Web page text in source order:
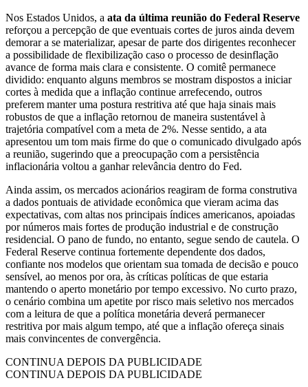
Nos Estados Unidos, a ata da última reunião do Federal Reserve
reforçou a percepção de que eventuais cortes de juros ainda devem
demorar a se materializar, apesar de parte dos dirigentes reconhecer
a possibilidade de flexibilização caso o processo de desinflação
avance de forma mais clara e consistente. O comitê permanece
dividido: enquanto alguns membros se mostram dispostos a iniciar
cortes à medida que a inflação continue arrefecendo, outros
preferem manter uma postura restritiva até que haja sinais mais
robustos de que a inflação retornou de maneira sustentável à
trajetória compatível com a meta de 2%. Nesse sentido, a ata
apresentou um tom mais firme do que o comunicado divulgado após
a reunião, sugerindo que a preocupação com a persistência
inflacionária voltou a ganhar relevância dentro do Fed.
Ainda assim, os mercados acionários reagiram de forma construtiva
a dados pontuais de atividade econômica que vieram acima das
expectativas, com altas nos principais índices americanos, apoiadas
por números mais fortes de produção industrial e de construção
residencial. O pano de fundo, no entanto, segue sendo de cautela. O
Federal Reserve continua fortemente dependente dos dados,
confiante nos modelos que orientam sua tomada de decisão e pouco
sensível, ao menos por ora, às críticas políticas de que estaria
mantendo o aperto monetário por tempo excessivo. No curto prazo,
o cenário combina um apetite por risco mais seletivo nos mercados
com a leitura de que a política monetária deverá permanecer
restritiva por mais algum tempo, até que a inflação ofereça sinais
mais convincentes de convergência.
CONTINUA DEPOIS DA PUBLICIDADE
CONTINUA DEPOIS DA PUBLICIDADE